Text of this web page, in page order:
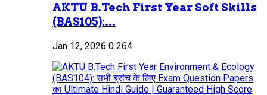
AKTU B.Tech First Year Soft Skills
(BAS105):...
Jan 12, 2026 0 264